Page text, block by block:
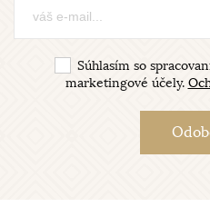
Súhlasím so
marketingové účely.